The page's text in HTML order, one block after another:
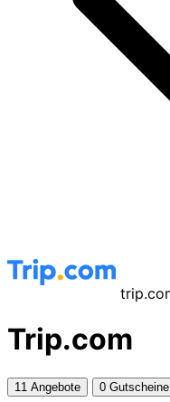
Trip.com
11 Angebote 0 Gutscheine